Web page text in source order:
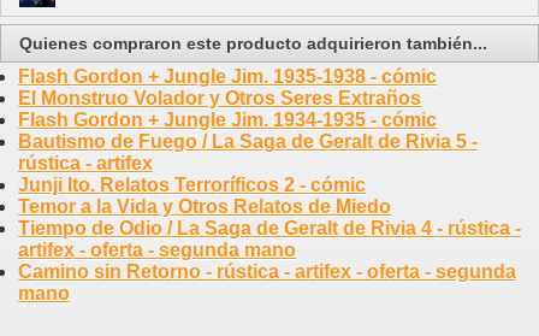
Quienes compraron este producto adquirieron también...
Flash Gordon + Jungle Jim. 1935-1938 - cómic
El Monstruo Volador y Otros Seres Extraños
Flash Gordon + Jungle Jim. 1934-1935 - cómic
Bautismo de Fuego / La Saga de Geralt de Rivia 5 -
rústica - artifex
Junji Ito. Relatos Terroríficos 2 - cómic
Temor a la Vida y Otros Relatos de Miedo
Tiempo de Odio / La Saga de Geralt de Rivia 4 - rústica -
artifex - oferta - segunda mano
Camino sin Retorno - rústica - artifex - oferta - segunda
mano